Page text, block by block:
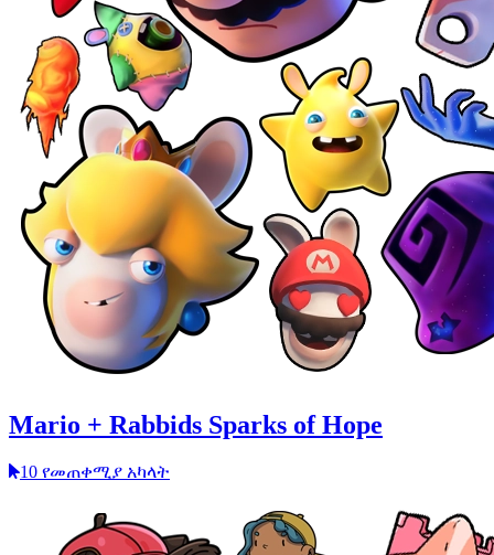
Mario + Rabbids Sparks of Hope
10 የመጠቀሚያ አካላት